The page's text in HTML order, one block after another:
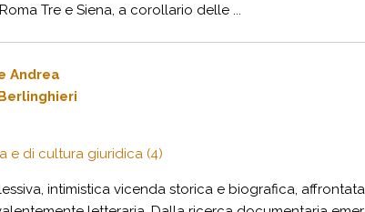
Tre e Siena, a corollario delle ...
Andrea
e di cultura giuridica (4)
intimistica vicenda storica e biografica,